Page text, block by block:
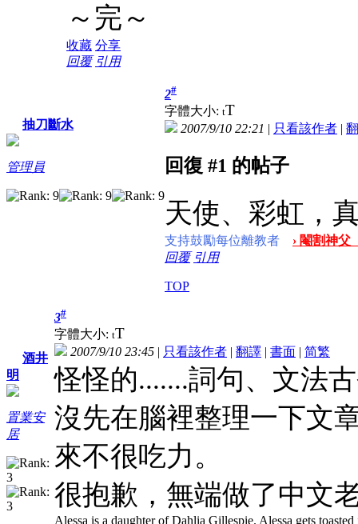
～完～
收藏 分享
回覆 引用
抽刀斷水
管理員
2#
字體大小: tT
2007/9/10 22:21 | 只看該作者 |
回復 #1 的帖子
天使、彩虹，
支持鼓勵每位離教者
› 閹割神
回覆 引用
TOP
酒井
明
置業安
居
3#
字體大小: tT
2007/9/10 23:45 | 只看該作者 | 翻譯 | 書面 | 简繁
怪怪的.......詞句、文法
沒先在腦裡整理一下文
來不很吃力。
很抱歉，無端做了中文
Alessa is a daughter of Dahlia Gillespie. Alessa gets